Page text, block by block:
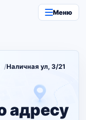
Меню
Наличная ул, 3/21
адресу